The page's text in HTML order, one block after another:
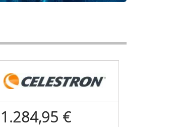
1.284,95 €